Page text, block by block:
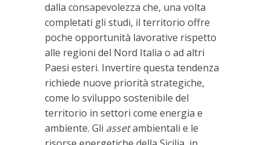
dalla consapevolezza che, una volta
completati gli studi, il territorio offre
poche opportunità lavorative rispetto
alle regioni del Nord Italia o ad altri
Paesi esteri. Invertire questa tendenza
richiede nuove priorità strategiche,
come lo sviluppo sostenibile del
territorio in settori come energia e
ambiente. Gli assetambientali e le